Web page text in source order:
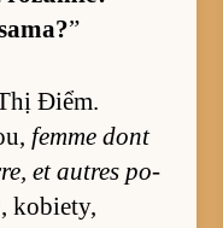
”
Điểm.
femme dont
et au­tres po­
, ko­bie­ty,